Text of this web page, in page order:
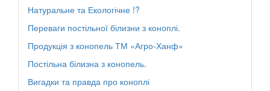
Натуральне та Екологічне !?
Переваги постільної білизни з коноплі.
Продукція з конопель ТМ «Агро-Ханф»
Постільна білизна з конопель.
Вигадки та правда про коноплі